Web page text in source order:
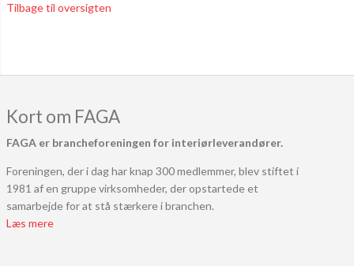
Tilbage til oversigten
Kort om FAGA
FAGA er brancheforeningen for interiørleverandører.
Foreningen, der i dag har knap 300 medlemmer, blev stiftet i
1981 af en gruppe virksomheder, der opstartede et
samarbejde for at stå stærkere i branchen.
Læs mere